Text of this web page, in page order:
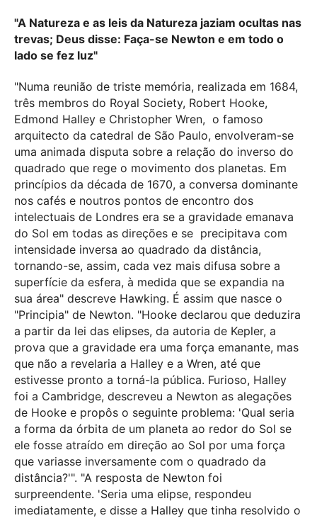
"A Natureza e as leis da Natureza jaziam ocultas nas
trevas; Deus disse: Faça-se Newton e em todo o
lado se fez luz"
"Numa reunião de triste memória, realizada em 1684,
três membros do Royal Society, Robert Hooke,
Edmond Halley e Christopher Wren, o famoso
arquitecto da catedral de São Paulo, envolveram-se
uma animada disputa sobre a relação do inverso do
quadrado que rege o movimento dos planetas. Em
princípios da década de 1670, a conversa dominante
nos cafés e noutros pontos de encontro dos
intelectuais de Londres era se a gravidade emanava
do Sol em todas as direções e se precipitava com
intensidade inversa ao quadrado da distância,
tornando-se, assim, cada vez mais difusa sobre a
superfície da esfera, à medida que se expandia na
sua área" descreve Hawking. É assim que nasce o
"Principia" de Newton. "Hooke declarou que deduzira
a partir da lei das elipses, da autoria de Kepler, a
prova que a gravidade era uma força emanante, mas
que não a revelaria a Halley e a Wren, até que
estivesse pronto a torná-la pública. Furioso, Halley
foi a Cambridge, descreveu a Newton as alegações
de Hooke e propôs o seguinte problema: 'Qual seria
a forma da órbita de um planeta ao redor do Sol se
ele fosse atraído em direção ao Sol por uma força
que variasse inversamente com o quadrado da
distância?'". "A resposta de Newton foi
surpreendente. 'Seria uma elipse, respondeu
imediatamente, e disse a Halley que tinha resolvido o